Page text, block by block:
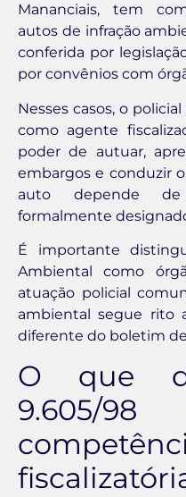
Mananciais, tem
autos de infração
conferida por
por convênios com
Nesses casos, o
como agente
poder de autuar,
embargos e conduzir
auto depende
formalmente
É importante
Ambiental como
atuação policial
ambiental segue rito
diferente do boletim
O que
9.605/